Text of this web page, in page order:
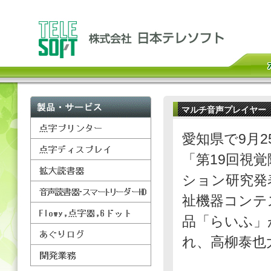
マルチ音声プレイヤー
愛知県で9月
「第19回視
ション研究
祉機器コン
品「らいふ
れ、高柳泰